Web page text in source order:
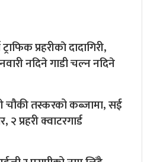
ट्राफिक प्रहरीकाे दादागिरी,
नदिने गाडी चल्न नदिने
चौकी तस्करको कब्जामा, सई
२ प्रहरी क्वाटरगार्ड